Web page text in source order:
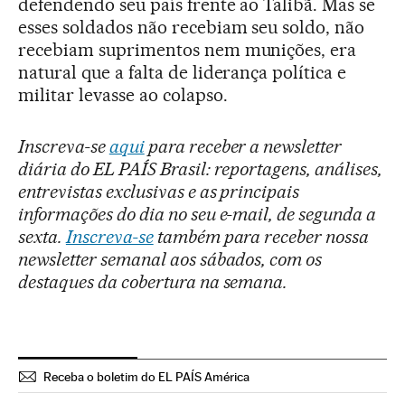
esses soldados não recebiam seu soldo, não
recebiam suprimentos nem munições, era
natural que a falta de liderança política e
militar levasse ao colapso.
Inscreva-seaquipara receber a newsletter
diária do EL PAÍS Brasil: reportagens, análises,
entrevistas exclusivas e as principais
informações do dia no seu e-mail, de segunda a
sexta. Inscreva-setambém para receber nossa
newsletter semanal aos sábados, com os
destaques da cobertura na semana.
Receba o boletim do EL PAÍS América